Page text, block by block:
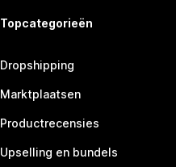
Topcategorieën
Dropshipping
Marktplaatsen
Productrecensies
Upselling en bundels